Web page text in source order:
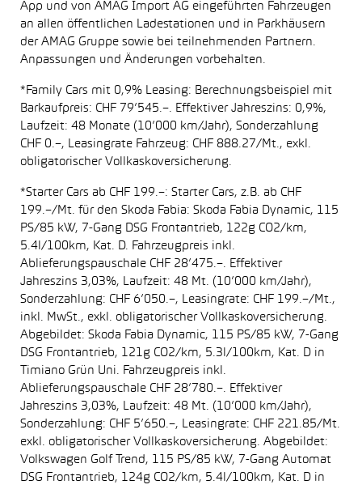
App und von AMAG Import AG eingeführten Fahrzeugen
an allen öffentlichen Ladestationen und in Parkhäusern
der AMAG Gruppe sowie bei teilnehmenden Partnern.
Anpassungen und Änderungen vorbehalten.
*Family Cars mit 0,9% Leasing: Berechnungsbeispiel mit
Barkaufpreis: CHF 79’545.–. Effektiver Jahreszins: 0,9%,
Laufzeit: 48 Monate (10’000 km/Jahr), Sonderzahlung
CHF 0.–, Leasingrate Fahrzeug: CHF 888.27/Mt., exkl.
obligatorischer Vollkaskoversicherung.
*Starter Cars ab CHF 199.–: Starter Cars, z.B. ab CHF
199.–/Mt. für den Skoda Fabia: Skoda Fabia Dynamic, 115
PS/85 kW, 7-Gang DSG Frontantrieb, 122g CO2/km,
5.4l/100km, Kat. D. Fahrzeugpreis inkl.
Ablieferungspauschale CHF 28’475.–. Effektiver
Jahreszins 3,03%, Laufzeit: 48 Mt. (10’000 km/Jahr),
Sonderzahlung: CHF 6’050.–, Leasingrate: CHF 199.–/Mt.,
inkl. MwSt., exkl. obligatorischer Vollkaskoversicherung.
Abgebildet: Skoda Fabia Dynamic, 115 PS/85 kW, 7-Gang
DSG Frontantrieb, 121g CO2/km, 5.3l/100km, Kat. D in
Timiano Grün Uni. Fahrzeugpreis inkl.
Ablieferungspauschale CHF 28’780.–. Effektiver
Jahreszins 3,03%, Laufzeit: 48 Mt. (10’000 km/Jahr),
Sonderzahlung: CHF 5’650.–, Leasingrate: CHF 221.85/Mt.
exkl. obligatorischer Vollkaskoversicherung. Abgebildet:
Volkswagen Golf Trend, 115 PS/85 kW, 7-Gang Automat
DSG Frontantrieb, 124g CO2/km, 5.4l/100km, Kat. D in